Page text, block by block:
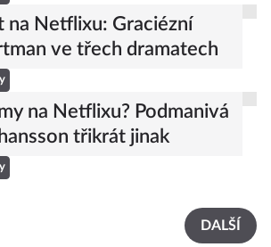
na Netflixu: Graciézní
ve třech dramatech
na Netflixu? Podmanivá
třikrát jinak
DALŠÍ